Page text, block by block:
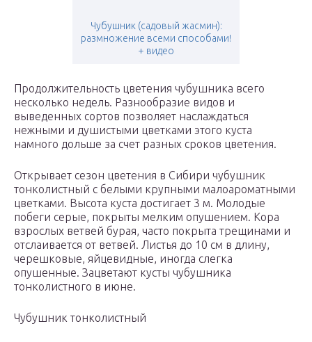
Чубушник (садовый жасмин):
размножение всеми способами!
+ видео
Продолжительность цветения чубушника всего
несколько недель. Разнообразие видов и
выведенных сортов позволяет наслаждаться
нежными и душистыми цветками этого куста
намного дольше за счет разных сроков цветения.
Открывает сезон цветения в Сибири чубушник
тонколистный с белыми крупными малоароматными
цветками. Высота куста достигает 3 м. Молодые
побеги серые, покрыты мелким опушением. Кора
взрослых ветвей бурая, часто покрыта трещинами и
отслаивается от ветвей. Листья до 10 см в длину,
черешковые, яйцевидные, иногда слегка
опушенные. Зацветают кусты чубушника
тонколистного в июне.
Чубушник тонколистный